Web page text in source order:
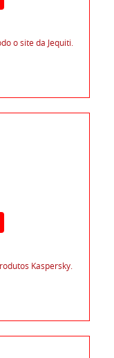
o site da Jequiti.
Kaspersky.